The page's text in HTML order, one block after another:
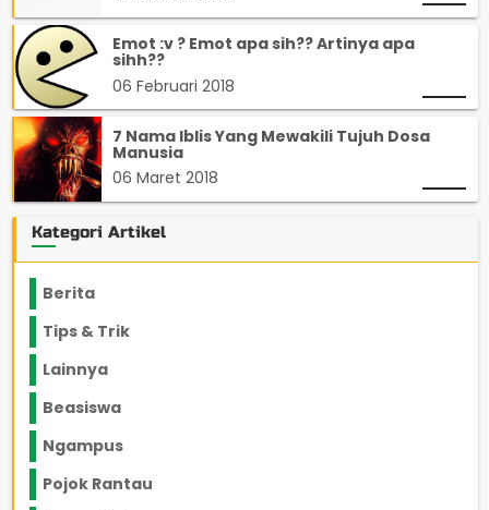
Emot :v ? Emot apa sih?? Artinya apa
sihh??
06 Februari 2018
7 Nama Iblis Yang Mewakili Tujuh Dosa
Manusia
06 Maret 2018
Kategori Artikel
Berita
Tips & Trik
Lainnya
Beasiswa
Ngampus
Pojok Rantau